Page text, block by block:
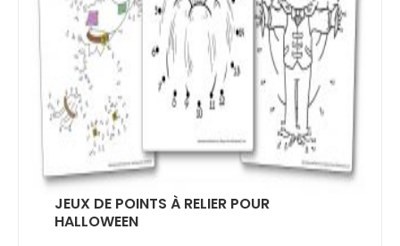
JEUX DE POINTS À RELIER POUR
HALLOWEEN